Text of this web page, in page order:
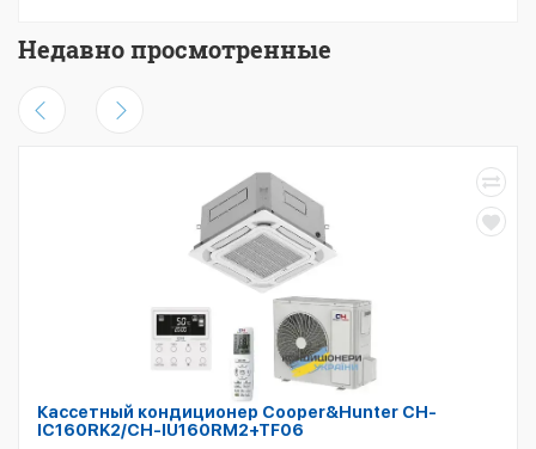
Недавно просмотренные
Кассетный кондиционер Cooper&Hunter CH-
IC160RK2/CH-IU160RM2+TF06